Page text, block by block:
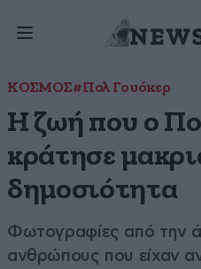
ΚΟΣΜΟΣ#Πολ Γουόκερ
Η ζωή που ο
κράτησε
δημοσιότητα
Φωτογραφίες από την
ανθρώπους που είχαν